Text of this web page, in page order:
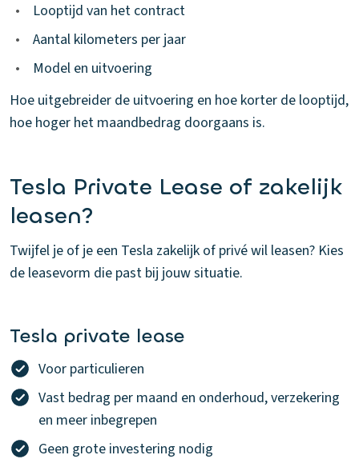
•
Looptijd van het contract
•
Aantal kilometers per jaar
•
Model en uitvoering
Hoe uitgebreider de uitvoering en hoe korter de looptijd,
hoe hoger het maandbedrag doorgaans is.
Tesla Private Lease of zakelijk
leasen?
Twijfel je of je een Tesla zakelijk of privé wil leasen? Kies
de leasevorm die past bij jouw situatie.
Tesla private lease
Voor particulieren
Vast bedrag per maand en onderhoud, verzekering
en meer inbegrepen
Geen grote investering nodig